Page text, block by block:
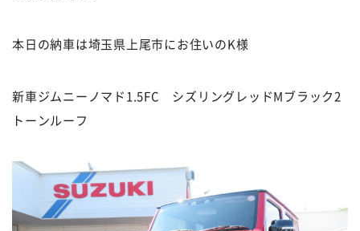
本日の納車は埼玉県上尾市にお住いのK様
新車ジムニーノマド1.5FC シズリングレッドMブラック2
トーンルーフ